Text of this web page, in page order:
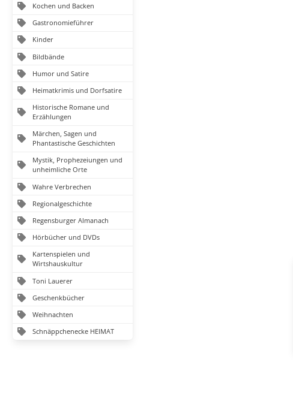
Kochen und Backen
Gastronomieführer
Kinder
Bildbände
Humor und Satire
Heimatkrimis und Dorfsatire
Historische Romane und
Erzählungen
Märchen, Sagen und
Phantastische Geschichten
Mystik, Prophezeiungen und
unheimliche Orte
Wahre Verbrechen
Regionalgeschichte
Regensburger Almanach
Hörbücher und DVDs
Kartenspielen und
Wirtshauskultur
Toni Lauerer
Geschenkbücher
Weihnachten
Schnäppchenecke HEIMAT